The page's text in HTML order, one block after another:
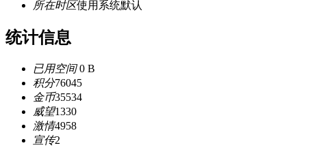
所在时区使用系统默认
统计信息
已用空间0 B
积分76045
金币35534
威望1330
激情4958
宣传2